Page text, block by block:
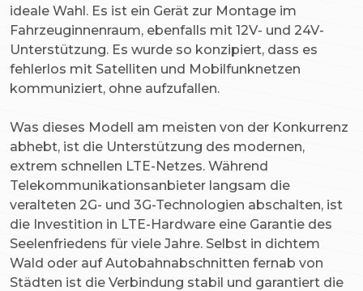
ideale Wahl. Es ist ein Gerät zur Montage im
Fahrzeuginnenraum, ebenfalls mit 12V- und 24V-
Unterstützung. Es wurde so konzipiert, dass es
fehlerlos mit Satelliten und Mobilfunknetzen
kommuniziert, ohne aufzufallen.
Was dieses Modell am meisten von der Konkurrenz
abhebt, ist die Unterstützung des modernen,
extrem schnellen LTE-Netzes. Während
Telekommunikationsanbieter langsam die
veralteten 2G- und 3G-Technologien abschalten, ist
die Investition in LTE-Hardware eine Garantie des
Seelenfriedens für viele Jahre. Selbst in dichtem
Wald oder auf Autobahnabschnitten fernab von
Städten ist die Verbindung stabil und garantiert die